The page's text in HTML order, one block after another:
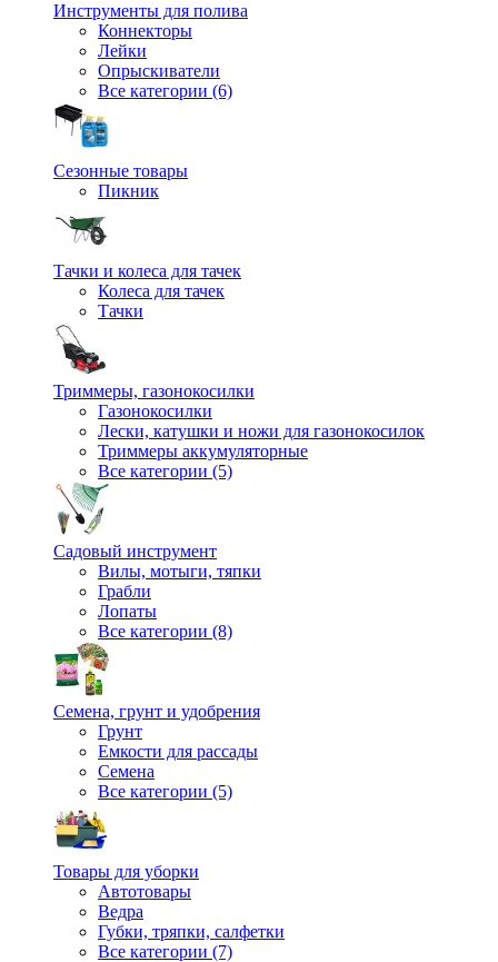
Инструменты для полива
Коннекторы
Лейки
Опрыскиватели
Все категории (6)
Сезонные товары
Пикник
Тачки и колеса для тачек
Колеса для тачек
Тачки
Триммеры, газонокосилки
Газонокосилки
Лески, катушки и ножи для газонокосилок
Триммеры аккумуляторные
Все категории (5)
Садовый инструмент
Вилы, мотыги, тяпки
Грабли
Лопаты
Все категории (8)
Семена, грунт и удобрения
Грунт
Емкости для рассады
Семена
Все категории (5)
Товары для уборки
Автотовары
Ведра
Губки, тряпки, салфетки
Все категории (7)